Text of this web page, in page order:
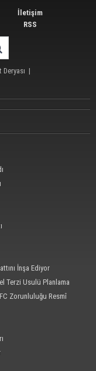
İletişim
RSS
Deryası |
İnşa Ediyor
Terzi Usulü Planlama
Zorunluluğu Resmî